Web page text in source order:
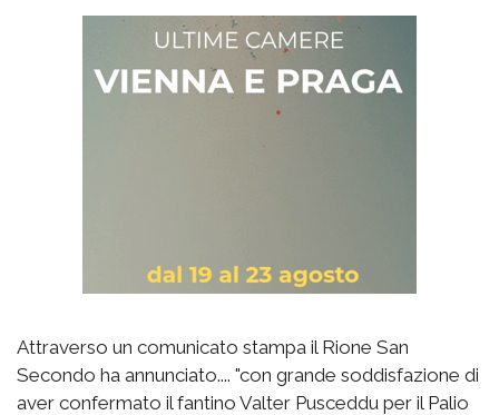
Attraverso un comunicato stampa il Rione San
Secondo ha annunciato.... "con grande soddisfazione di
aver confermato il fantino Valter Pusceddu per il Palio